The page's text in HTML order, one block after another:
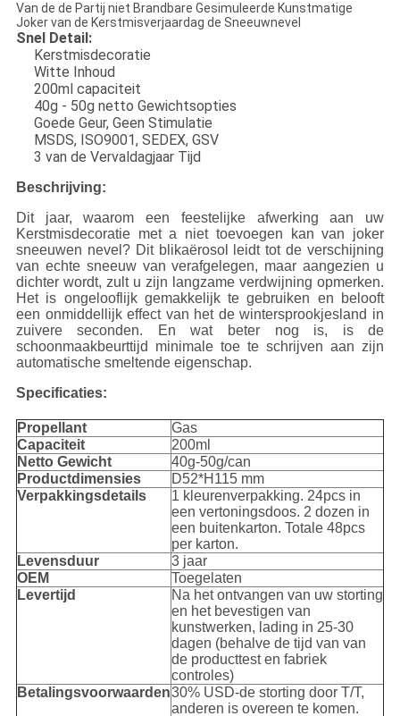
Van de de Partij niet Brandbare Gesimuleerde Kunstmatige
Joker van de Kerstmisverjaardag de Sneeuwnevel
Snel Detail:
Kerstmisdecoratie
Witte Inhoud
200ml capaciteit
40g - 50g netto Gewichtsopties
Goede Geur, Geen Stimulatie
MSDS, ISO9001, SEDEX, GSV
3 van de Vervaldagjaar Tijd
Beschrijving:
Dit jaar, waarom een feestelijke afwerking aan uw
Kerstmisdecoratie met a niet toevoegen kan van joker
sneeuwen nevel? Dit blikaërosol leidt tot de verschijning
van echte sneeuw van verafgelegen, maar aangezien u
dichter wordt, zult u zijn langzame verdwijning opmerken.
Het is ongelooflijk gemakkelijk te gebruiken en belooft
een onmiddellijk effect van het de wintersprookjesland in
zuivere seconden. En wat beter nog is, is de
schoonmaakbeurttijd minimale toe te schrijven aan zijn
automatische smeltende eigenschap.
Specificaties:
Propellant
Gas
Capaciteit
200ml
Netto Gewicht
40g-50g/can
Productdimensies
D52*H115 mm
Verpakkingsdetails
1 kleurenverpakking. 24pcs in
een vertoningsdoos. 2 dozen in
een buitenkarton. Totale 48pcs
per karton.
Levensduur
3 jaar
OEM
Toegelaten
Levertijd
Na het ontvangen van uw storting
en het bevestigen van
kunstwerken, lading in 25-30
dagen (behalve de tijd van van
de producttest en fabriek
controles)
Betalingsvoorwaarden30% USD-de storting door T/T,
anderen is overeen te komen.